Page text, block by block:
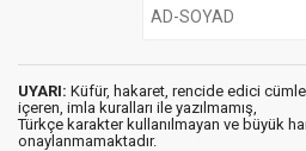
UYARI: Küfür, hakaret, rencide edici
içeren, imla kuralları ile yazılmamış,
Türkçe karakter kullanılmayan ve büyük
onaylanmamaktadır.